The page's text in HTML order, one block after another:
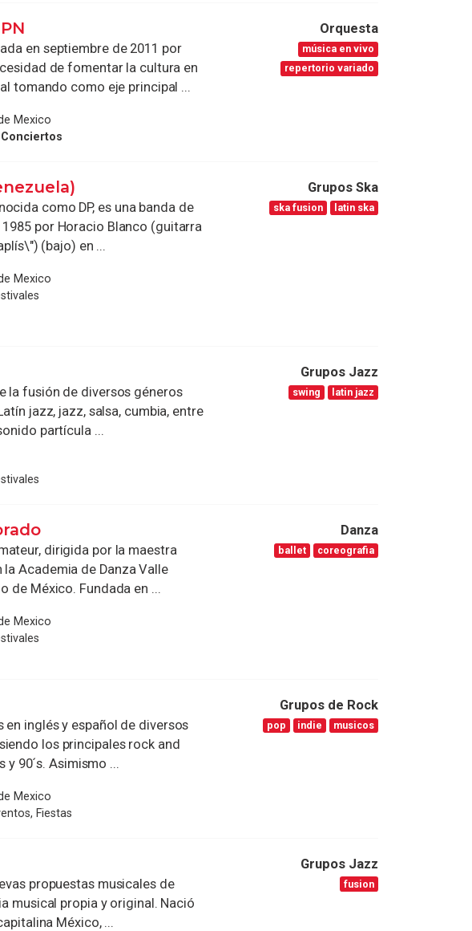
en septiembre de 2011 por
de fomentar la cultura en
tomando como eje principal ...
Mexico
Conciertos
Orquesta
música en vivo
repertorio variado
como DP, es una banda de
por Horacio Blanco (guitarra
(bajo) en ...
Mexico
Grupos Ska
ska fusion latin ska
la fusión de diversos géneros
jazz, jazz, salsa, cumbia, entre
partícula ...
Grupos Jazz
swing latin jazz
dirigida por la maestra
la Academia de Danza Valle
de México. Fundada en ...
Mexico
Danza
ballet coreografia
inglés y español de diversos
los principales rock and
y 90´s. Asimismo ...
Mexico
Fiestas
Grupos de Rock
pop indie musicos
propuestas musicales de
musical propia y original. Nació
México, ...
Grupos Jazz
fusion